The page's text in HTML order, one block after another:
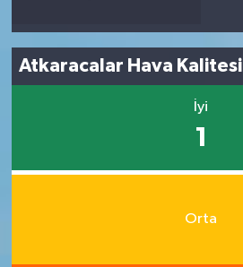
Atkaracalar Hava Kalitesi
İyi
1
Orta